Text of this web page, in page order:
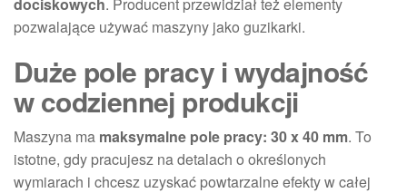
pozwalające używać maszyny jako guzikarki.
Duże pole pracy i wydajność
w codziennej produkcji
Maszyna ma maksymalne pole pracy: 30 x 40 mm. To
istotne, gdy pracujesz na detalach o określonych
wymiarach i chcesz uzyskać powtarzalne efekty w całej